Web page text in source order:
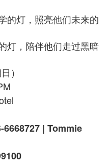
的灯，照亮他们未来的
灯，陪伴他们走过黑暗
）
| Tommie